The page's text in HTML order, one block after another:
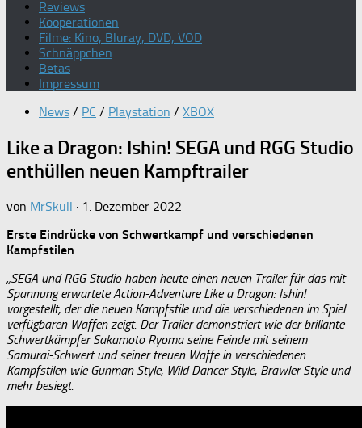
Reviews
Kooperationen
Filme: Kino, Bluray, DVD, VOD
Schnäppchen
Betas
Impressum
News / PC / Playstation / XBOX
Like a Dragon: Ishin! SEGA und RGG Studio
enthüllen neuen Kampftrailer
von MrSkull · 1. Dezember 2022
Erste Eindrücke von Schwertkampf und verschiedenen
Kampfstilen
„SEGA und RGG Studio haben heute einen neuen Trailer für das mit
Spannung erwartete Action-Adventure Like a Dragon: Ishin!
vorgestellt, der die neuen Kampfstile und die verschiedenen im Spiel
verfügbaren Waffen zeigt. Der Trailer demonstriert wie der brillante
Schwertkämpfer Sakamoto Ryoma seine Feinde mit seinem
Samurai-Schwert und seiner treuen Waffe in verschiedenen
Kampfstilen wie Gunman Style, Wild Dancer Style, Brawler Style und
mehr besiegt.